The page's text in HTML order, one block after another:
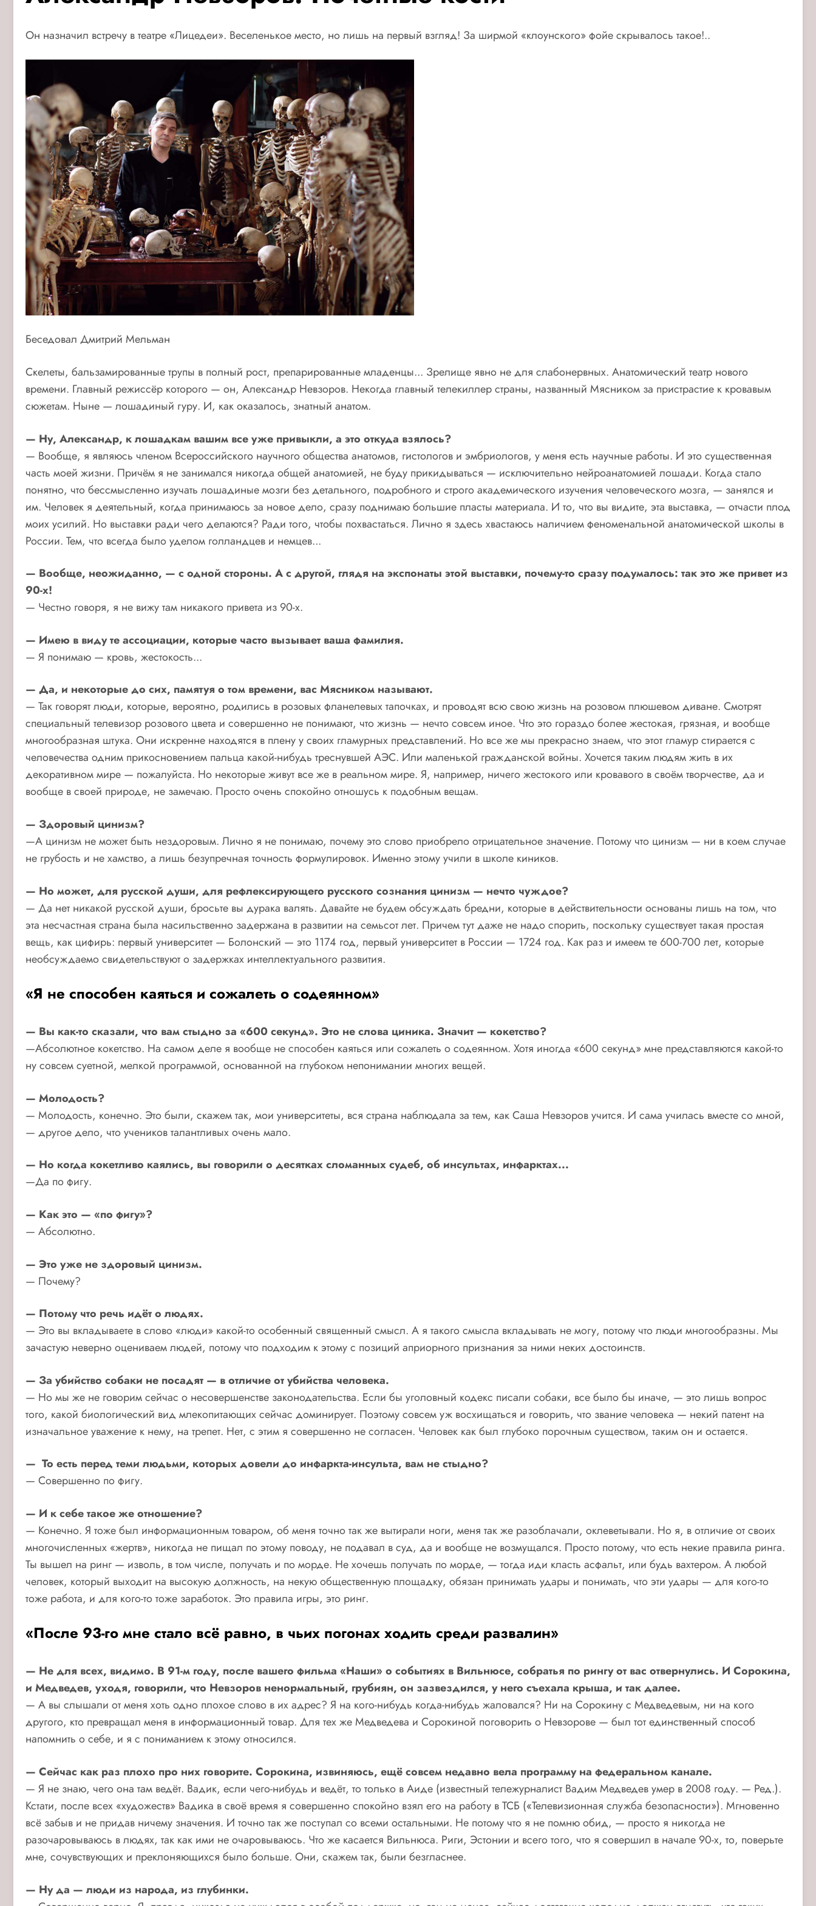
Он назначил встречу в театре «Лицедеи». Веселенькое место, но лишь на первый взгляд! За ширмой «клоунского» фойе скрывалось такое!..
Беседовал Дмитрий Мельман
Скелеты, бальзамированные трупы в полный рост, препарированные младенцы... Зрелище явно не для слабонервных. Анатомический театр нового
времени. Главный режиссёр которого — он, Александр Невзоров. Некогда главный телекиллер страны, названный Мясником за пристрастие к кровавым
сюжетам. Ныне — лошадиный гуру. И, как оказалось, знатный анатом.
— Ну, Александр, к лошадкам вашим все уже привыкли, а это откуда взялось?
— Вообще, я являюсь членом Всероссийского научного общества анатомов, гистологов и эмбриологов, у меня есть научные работы. И это существенная
часть моей жизни. Причём я не занимался никогда общей анатомией, не буду прикидываться — исключительно нейроанатомией лошади. Когда стало
понятно, что бессмысленно изучать лошадиные мозги без детального, подробного и строго академического изучения человеческого мозга, — занялся и
им. Человек я деятельный, когда принимаюсь за новое дело, сразу поднимаю большие пласты материала. И то, что вы видите, эта выставка, — отчасти плод
моих усилий. Но выставки ради чего делаются? Ради того, чтобы похвастаться. Лично я здесь хвастаюсь наличием феноменальной анатомической школы в
России. Тем, что всегда было уделом голландцев и немцев...
— Вообще, неожиданно, — с одной стороны. А с другой, глядя на экспонаты этой выставки, почему-то сразу подумалось: так это же привет из
90-х!
— Честно говоря, я не вижу там никакого привета из 90-х.
— Имею в виду те ассоциации, которые часто вызывает ваша фамилия.
— Я понимаю — кровь, жестокость...
— Да, и некоторые до сих, памятуя о том времени, вас Мясником называют.
— Так говорят люди, которые, вероятно, родились в розовых фланелевых тапочках, и проводят всю свою жизнь на розовом плюшевом диване. Смотрят
специальный телевизор розового цвета и совершенно не понимают, что жизнь — нечто совсем иное. Что это гораздо более жестокая, грязная, и вообще
многообразная штука. Они искренне находятся в плену у своих гламурных представлений. Но все же мы прекрасно знаем, что этот гламур стирается с
человечества одним прикосновением пальца какой-нибудь треснувшей АЭС. Или маленькой гражданской войны. Хочется таким людям жить в их
декоративном мире — пожалуйста. Но некоторые живут все же в реальном мире. Я, например, ничего жестокого или кровавого в своём творчестве, да и
вообще в своей природе, не замечаю. Просто очень спокойно отношусь к подобным вещам.
— Здоровый цинизм?
—А цинизм не может быть нездоровым. Лично я не понимаю, почему это слово приобрело отрицательное значение. Потому что цинизм — ни в коем случае
не грубость и не хамство, а лишь безупречная точность формулировок. Именно этому учили в школе киников.
— Но может, для русской души, для рефлексирующего русского сознания цинизм — нечто чуждое?
— Да нет никакой русской души, бросьте вы дурака валять. Давайте не будем обсуждать бредни, которые в действительности основаны лишь на том, что
эта несчастная страна была насильственно задержана в развитии на семьсот лет. Причем тут даже не надо спорить, поскольку существует такая простая
вещь, как цифирь: первый университет — Болонский — это 1174 год, первый университет в России — 1724 год. Как раз и имеем те 600-700 лет, которые
необсуждаемо свидетельствуют о задержках интеллектуального развития.
«Я не способен каяться и сожалеть о содеянном»
— Вы как-то сказали, что вам стыдно за «600 секунд». Это не слова циника. Значит — кокетство?
—Абсолютное кокетство. На самом деле я вообще не способен каяться или сожалеть о содеянном. Хотя иногда «600 секунд» мне представляются какой-то
ну совсем суетной, мелкой программой, основанной на глубоком непонимании многих вещей.
— Молодость?
— Молодость, конечно. Это были, скажем так, мои университеты, вся страна наблюдала за тем, как Саша Невзоров учится. И сама училась вместе со мной,
— другое дело, что учеников талантливых очень мало.
— Но когда кокетливо каялись, вы говорили о десятках сломанных судеб, об инсультах, инфарктах...
—Да по фигу.
— Как это — «по фигу»?
— Абсолютно.
— Это уже не здоровый цинизм.
— Почему?
— Потому что речь идёт о людях.
— Это вы вкладываете в слово «люди» какой-то особенный священный смысл. А я такого смысла вкладывать не могу, потому что люди многообразны. Мы
зачастую неверно оцениваем людей, потому что подходим к этому с позиций априорного признания за ними неких достоинств.
— За убийство собаки не посадят — в отличие от убийства человека.
— Но мы же не говорим сейчас о несовершенстве законодательства. Если бы уголовный кодекс писали собаки, все было бы иначе, — это лишь вопрос
того, какой биологический вид млекопитающих сейчас доминирует. Поэтому совсем уж восхищаться и говорить, что звание человека — некий патент на
изначальное уважение к нему, на трепет. Нет, с этим я совершенно не согласен. Человек как был глубоко порочным существом, таким он и остается.
— То есть перед теми людьми, которых довели до инфаркта-инсульта, вам не стыдно?
— Совершенно по фигу.
— И к себе такое же отношение?
— Конечно. Я тоже был информационным товаром, об меня точно так же вытирали ноги, меня так же разоблачали, оклеветывали. Но я, в отличие от своих
многочисленных «жертв», никогда не пищал по этому поводу, не подавал в суд, да и вообще не возмущался. Просто потому, что есть некие правила ринга.
Ты вышел на ринг — изволь, в том числе, получать и по морде. Не хочешь получать по морде, — тогда иди класть асфальт, или будь вахтером. А любой
человек, который выходит на высокую должность, на некую общественную площадку, обязан принимать удары и понимать, что эти удары — для кого-то
тоже работа, и для кого-то тоже заработок. Это правила игры, это ринг.
«После 93-го мне стало всё равно, в чьих погонах ходить среди развалин»
— Не для всех, видимо. В 91-м году, после вашего фильма «Наши» о событиях в Вильнюсе, собратья по рингу от вас отвернулись. И Сорокина,
и Медведев, уходя, говорили, что Невзоров ненормальный, грубиян, он зазвездился, у него съехала крыша, и так далее.
— А вы слышали от меня хоть одно плохое слово в их адрес? Я на кого-нибудь когда-нибудь жаловался? Ни на Сорокину с Медведевым, ни на кого
другого, кто превращал меня в информационный товар. Для тех же Медведева и Сорокиной поговорить о Невзорове — был тот единственный способ
напомнить о себе, и я с пониманием к этому относился.
— Сейчас как раз плохо про них говорите. Сорокина, извиняюсь, ещё совсем недавно вела программу на федеральном канале.
— Я не знаю, чего она там ведёт. Вадик, если чего-нибудь и ведёт, то только в Аиде (известный тележурналист Вадим Медведев умер в 2008 году. — Ред.).
Кстати, после всех «художеств» Вадика в своё время я совершенно спокойно взял его на работу в ТСБ («Телевизионная служба безопасности»). Мгновенно
всё забыв и не придав ничему значения. И точно так же поступал со всеми остальными. Не потому что я не помню обид, — просто я никогда не
разочаровываюсь в людях, так как ими не очаровываюсь. Что же касается Вильнюса. Риги, Эстонии и всего того, что я совершил в начале 90-х, то, поверьте
мне, сочувствующих и преклоняющихся было больше. Они, скажем так, были безгласнее.
— Ну да — люди из народа, из глубинки.